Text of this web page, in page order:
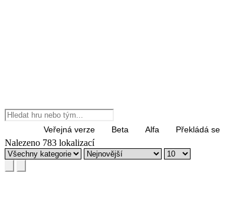
Veřejná verze Beta Alfa Překládá se
Nalezeno 783 lokalizací